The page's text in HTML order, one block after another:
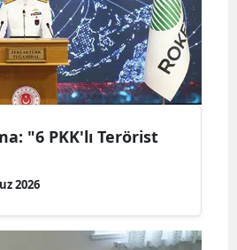
"6 PKK'lı Terörist
2026